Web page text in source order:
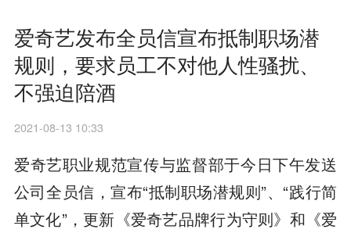
爱奇艺发布全员信宣布抵制职场潜
规则，要求员工不对他人性骚扰、
不强迫陪酒
2021-08-13 10:33
爱奇艺职业规范宣传与监督部于今日下午发送
公司全员信，宣布“抵制职场潜规则”、“践行简
单文化”，更新《爱奇艺品牌行为守则》和《爱